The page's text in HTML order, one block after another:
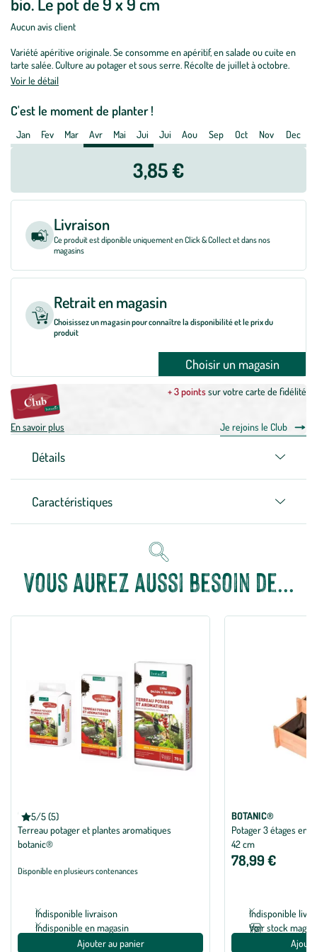
Aucun avis client
Variété apéritive originale. Se consomme en apéritif, en salade ou cuite en
tarte salée. Culture au potager et sous serre. Récolte de juillet à octobre.
Voir le détail
C'est le moment de planter !
Tomate
Cocktail
Blush
bio.
pot
cm
Jan Fev Mar Avr Mai Jui Jui Aou Sep Oct Nov Dec
3,85 €
Livraison
Ce produit est diponible uniquement en Click & Collect et dans nos
magasins
Retrait en magasin
Choisissez un magasin pour connaître la disponibilité et le prix du
produit
Choisir un magasin
+ 3 pointssur votre carte de fidélité
En savoir plus Je rejoins le Club
Détails
Caractéristiques
Vous aurez aussi besoin de...
5/5 (5)
Note moyenne de 5 sur 5 avec 5 avis
BOTANIC®
Terreau potager et plantes aromatiques
botanic®
Disponible en plusieurs contenances
Indisponible livraison
Indisponible en magasin
Ajouter au panier
BOTANIC®
Potager 3 étages en
42 cm
78,99 €
Indisponible
Voir stock